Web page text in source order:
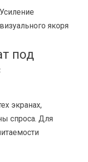
Усиление
визуального якоря
под
экранах,
спроса. Для